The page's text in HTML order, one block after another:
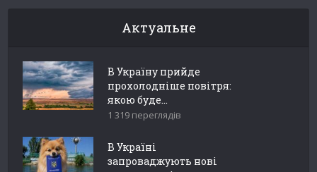
Актуальне
В Україну прийде
прохолодніше повітря:
якою буде...
1 319 переглядів
В Україні
запроваджують нові